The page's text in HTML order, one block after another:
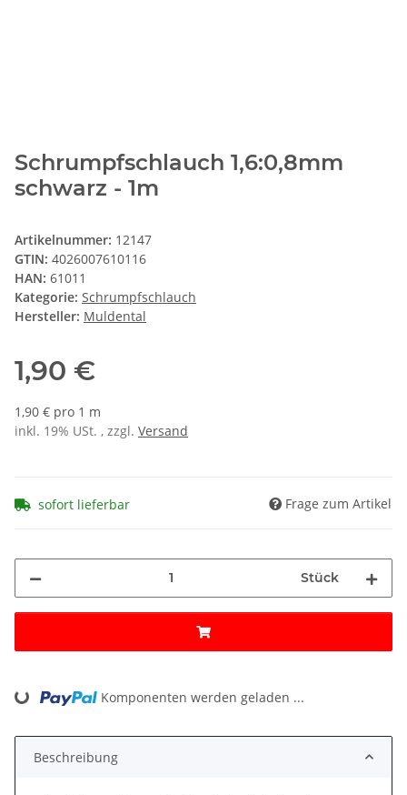
Schrumpfschlauch 1,6:0,8mm
schwarz - 1m
Artikelnummer: 12147
GTIN: 4026007610116
HAN: 61011
Kategorie: Schrumpfschlauch
Hersteller: Muldental
1,90 €
1,90 € pro 1 m
inkl. 19% USt. , zzgl. Versand
sofort lieferbar Frage zum Artikel
Stück
Loading... Komponenten werden geladen ...
Beschreibung